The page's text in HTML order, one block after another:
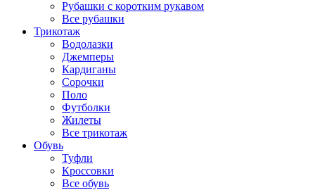
Рубашки с коротким рукавом
Все рубашки
Трикотаж
Водолазки
Джемперы
Кардиганы
Сорочки
Поло
Футболки
Жилеты
Все трикотаж
Обувь
Туфли
Кроссовки
Все обувь